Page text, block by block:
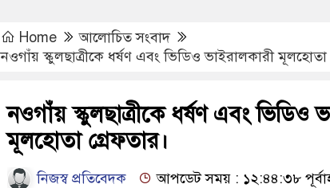
Home
আলোচিত সংবাদ
নওগাঁয় স্কুলছাত্রীকে ধর্ষণ এবং ভিডিও ভাইরালকারী মূলহোতা
নওগাঁয় স্কুলছাত্রীকে ধর্ষণ এবং ভিডিও
মূলহোতা গ্রেফতার।
নিজস্ব প্রতিবেদক
আপডেট সময় : ১২:৪৪:৩৮